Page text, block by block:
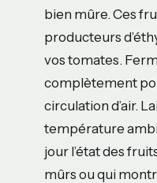
bien mûre. Ces
producteurs
vos tomates.
complètement
circulation d’air.
température
jour l’état des
mûrs ou qui